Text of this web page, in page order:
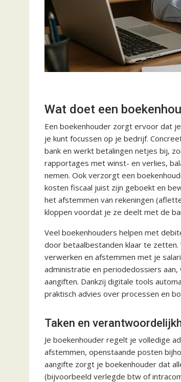
Wat doet een
Een boekenhouder zorgt ervoor dat
je kunt focussen op je bedrijf.
bank en werkt betalingen netjes bij,
rapportages met winst- en verlies,
nemen. Ook verzorgt een
kosten fiscaal juist zijn geboekt en
het afstemmen van rekeningen
kloppen voordat je ze deelt met de
Veel boekenhouders helpen met
door betaalbestanden klaar te
verwerken en afstemmen met je
administratie en periodedossiers
aangiften. Dankzij digitale tools
praktisch advies over processen en
Taken en
Je boekenhouder regelt je volledige
afstemmen, openstaande posten
aangifte zorgt je boekenhouder dat
(bijvoorbeeld verlegde btw of